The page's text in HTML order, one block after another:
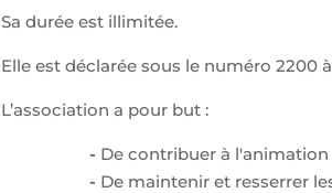
Sa durée est illimitée.
Elle est déclarée sous le numéro 2200
L’association a pour but :
- De contribuer à
- De maintenir et resserrer